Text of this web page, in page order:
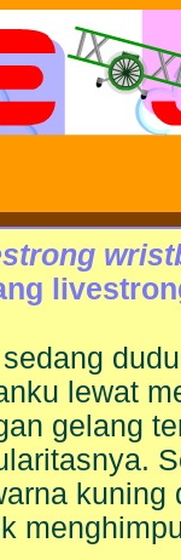
lewat
gelang
kuning